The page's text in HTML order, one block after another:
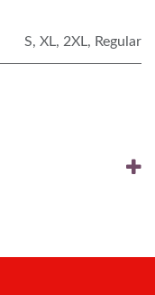
S, XL, 2XL, Regular